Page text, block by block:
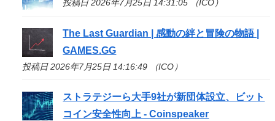
投稿日 2026年7月25日 14:31:05 （ICO）
The Last Guardian | 感動の絆と冒険の物語 |
GAMES.GG
投稿日 2026年7月25日 14:16:49 （ICO）
ストラテジーら大手9社が新団体設立、ビット
コイン安全性向上 - Coinspeaker